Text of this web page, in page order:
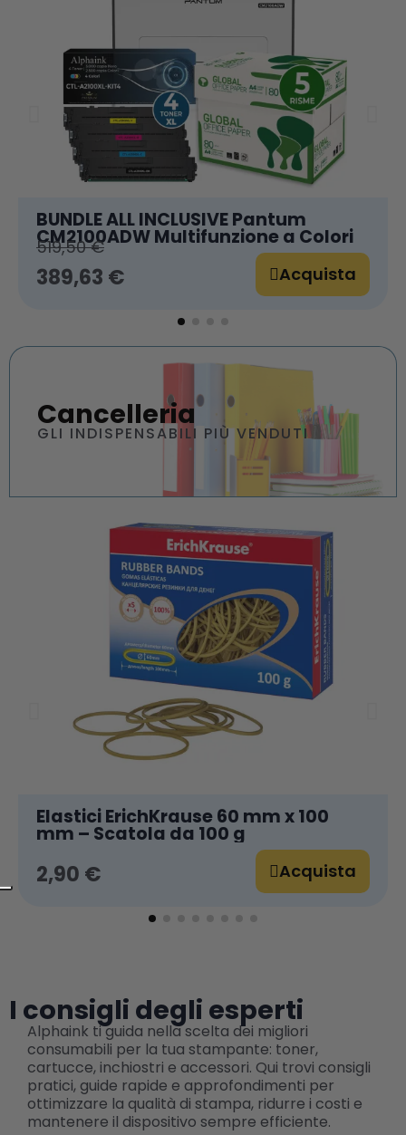
BUNDLE ALL INCLUSIVE Pantum
CM2100ADW Multifunzione a Colori
519,50 €
389,63 € Acquista
Cancelleria
GLI INDISPENSABILI PIÙ VENDUTI
Elastici ErichKrause 60 mm x 100
mm – Scatola da 100 g
2,90 € Acquista
I consigli degli esperti
Alphaink ti guida nella scelta dei migliori
consumabili per la tua stampante: toner,
cartucce, inchiostri e accessori. Qui trovi consigli
pratici, guide rapide e approfondimenti per
ottimizzare la qualità di stampa, ridurre i costi e
mantenere il dispositivo sempre efficiente.